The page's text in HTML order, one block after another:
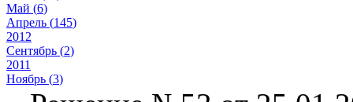
Май (6)
Апрель (145)
2012
Сентябрь (2)
2011
Ноябрь (3)